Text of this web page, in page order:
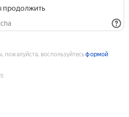
продолжить
пожалуйста, воспользуйтесьформой